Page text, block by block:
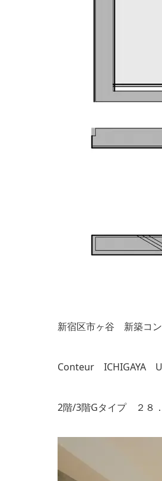
新宿区市ヶ谷 新築コン
Conteur ICHIGAYA
2階/3階Gタイプ ２８